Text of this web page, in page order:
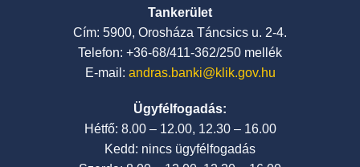
Tankerület
Cím: 5900, Orosháza Táncsics u. 2-4.
Telefon: +36-68/411-362/250 mellék
E-mail: andras.banki@klik.gov.hu
Ügyfélfogadás:
Hétfő: 8.00 – 12.00, 12.30 – 16.00
Kedd: nincs ügyfélfogadás